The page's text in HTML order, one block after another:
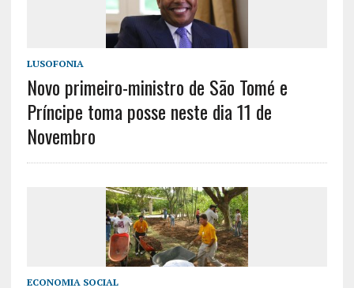
LUSOFONIA
Novo primeiro-ministro de São Tomé e
Príncipe toma posse neste dia 11 de
Novembro
ECONOMIA SOCIAL